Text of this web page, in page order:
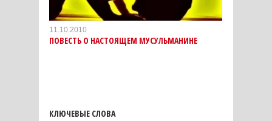
11.10.2010
ПОВЕСТЬ О НАСТОЯЩЕМ МУСУЛЬМАНИНЕ
КЛЮЧЕВЫЕ СЛОВА